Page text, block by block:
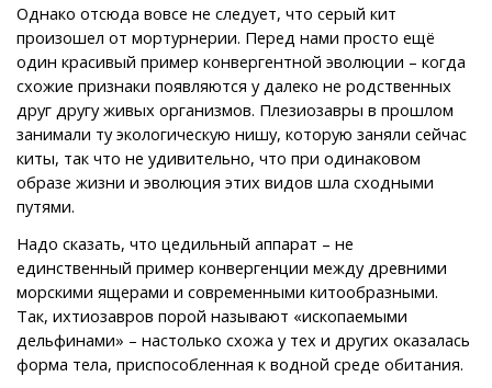
Однако отсюда вовсе не следует, что серый кит
произошел от мортурнерии. Перед нами просто ещё
один красивый пример конвергентной эволюции – когда
схожие признаки появляются у далеко не родственных
друг другу живых организмов. Плезиозавры в прошлом
занимали ту экологическую нишу, которую заняли сейчас
киты, так что не удивительно, что при одинаковом
образе жизни и эволюция этих видов шла сходными
путями.
Надо сказать, что цедильный аппарат – не
единственный пример конвергенции между древними
морскими ящерами и современными китообразными.
Так, ихтиозавров порой называют «ископаемыми
дельфинами» – настолько схожа у тех и других оказалась
форма тела, приспособленная к водной среде обитания.